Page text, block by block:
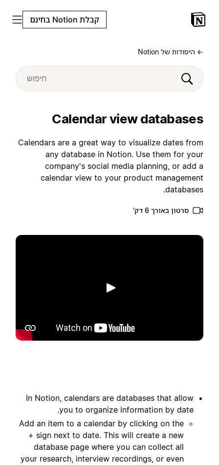
קבלת Notion בחינם
← היסודות של Notion
Calendar view databases
Calendars are a great way to visualize dates from
any database in Notion. Use them for your
company's social media planning, or add a
calendar view to your product management
databases.
סרטון באורך 6 דק'
הפעלה
In Notion, calendars are databases that allow
you to organize information by date.
Add an item to a calendar by clicking on the
+ sign next to date. This will create a new
database page where you can collect all
your research, interview recordings, or even